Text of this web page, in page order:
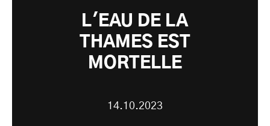
L'EAU DE LA
THAMES EST
MORTELLE
14.10.2023